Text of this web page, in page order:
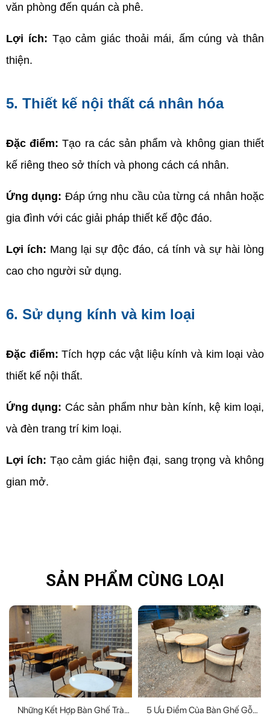
văn phòng đến quán cà phê.
Lợi ích: Tạo cảm giác thoải mái, ấm cúng và thân
thiện.
5. Thiết kế nội thất cá nhân hóa
Đặc điểm: Tạo ra các sản phẩm và không gian thiết
kế riêng theo sở thích và phong cách cá nhân.
Ứng dụng: Đáp ứng nhu cầu của từng cá nhân hoặc
gia đình với các giải pháp thiết kế độc đáo.
Lợi ích: Mang lại sự độc đáo, cá tính và sự hài lòng
cao cho người sử dụng.
6. Sử dụng kính và kim loại
Đặc điểm: Tích hợp các vật liệu kính và kim loại vào
thiết kế nội thất.
Ứng dụng: Các sản phẩm như bàn kính, kệ kim loại,
và đèn trang trí kim loại.
Lợi ích: Tạo cảm giác hiện đại, sang trọng và không
gian mở.
SẢN PHẨM CÙNG LOẠI
Những Kết Hợp Bàn Ghế Trà
5 Ưu Điểm Của Bàn Ghế Gỗ